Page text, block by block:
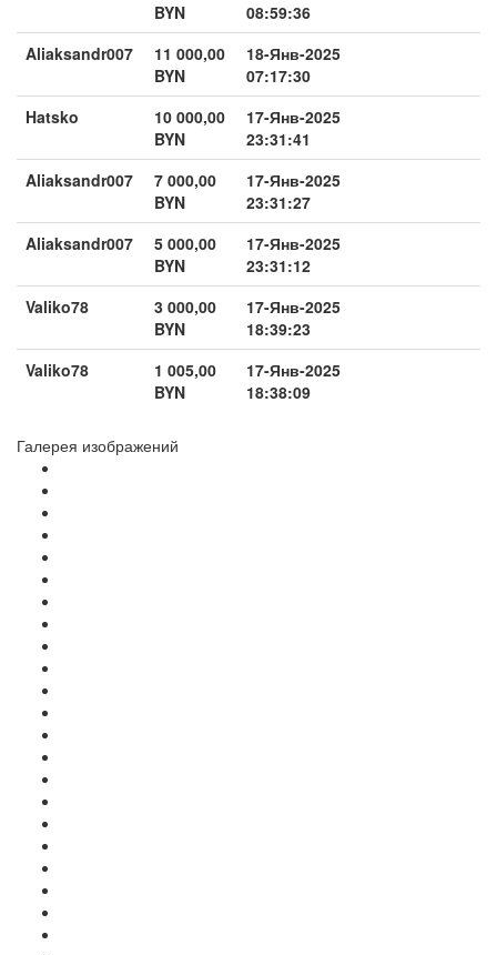
BYN
08:59:36
Aliaksandr007
11 000,00
BYN
18-Янв-2025
07:17:30
Hatsko
10 000,00
BYN
17-Янв-2025
23:31:41
Aliaksandr007
7 000,00
BYN
17-Янв-2025
23:31:27
Aliaksandr007
5 000,00
BYN
17-Янв-2025
23:31:12
Valiko78
3 000,00
BYN
17-Янв-2025
18:39:23
Valiko78
1 005,00
BYN
17-Янв-2025
18:38:09
Галерея изображений